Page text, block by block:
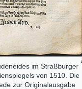
im Straßburger
von 1510. Die
zur Originalausgabe